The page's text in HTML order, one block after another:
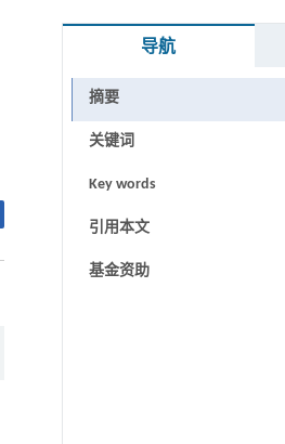
导航
摘要
关键词
Key words
引用本文
基金资助